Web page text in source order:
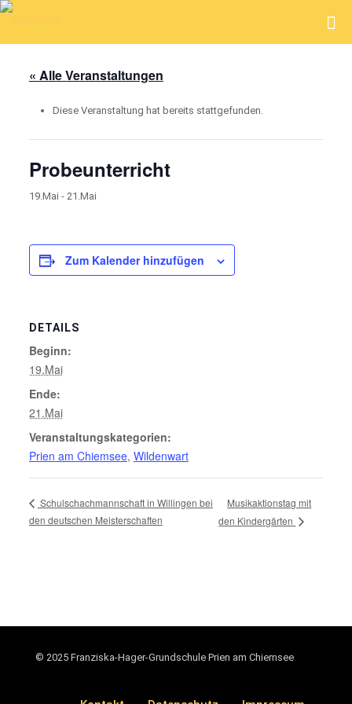
« Alle Veranstaltungen
Diese Veranstaltung hat bereits stattgefunden.
Probeunterricht
19.Mai - 21.Mai
Zum Kalender hinzufügen
DETAILS
Beginn:
19.Mai
Ende:
21.Mai
Veranstaltungskategorien:
Prien am Chiemsee, Wildenwart
Schulschachmannschaft in Willingen bei
den deutschen Meisterschaften
Musikaktionstag mit
den Kindergärten
© 2025 Franziska-Hager-Grundschule Prien am Chiemsee